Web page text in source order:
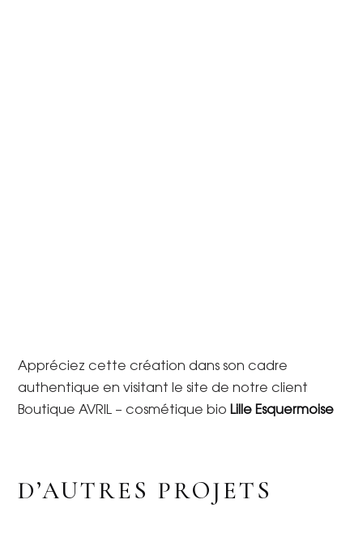
Appréciez cette création dans son cadre
authentique en visitant le site de notre client
Boutique AVRIL – cosmétique bio Lille Esquermoise
D’AUTRES PROJETS